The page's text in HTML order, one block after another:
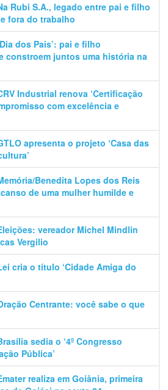
Rubi S.A., legado entre pai e filho
fora do trabalho
dos Pais’: pai e filho
constroem juntos uma história na
Industrial renova ‘Certificação
com excelência e
apresenta o projeto ‘Casa das
Benedita Lopes dos Reis
de uma mulher humilde e
vereador Michel Mindlin
Vergilio
cria o título ‘Cidade Amiga do
Centrante: você sabe o que
sedia o ‘4º Congresso
Pública’
realiza em Goiânia, primeira